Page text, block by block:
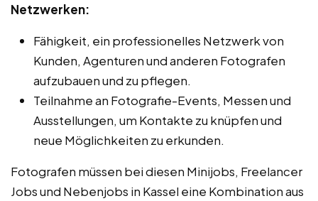
Netzwerken:
Fähigkeit, ein professionelles Netzwerk von
Kunden, Agenturen und anderen Fotografen
aufzubauen und zu pflegen.
Teilnahme an Fotografie-Events, Messen und
Ausstellungen, um Kontakte zu knüpfen und
neue Möglichkeiten zu erkunden.
Fotografen müssen bei diesen Minijobs, Freelancer
Jobs und Nebenjobs in Kassel eine Kombination aus